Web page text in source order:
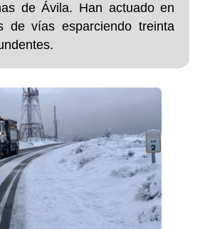
de Ávila. Han actuado en
de vías esparciendo treinta